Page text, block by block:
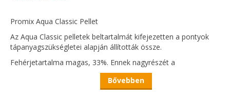
Promix Aqua Classic Pellet
Az Aqua Classic pelletek beltartalmát kifejezetten a pontyok
tápanyagszükségletei alapján állították össze.
Fehérjetartalma magas, 33%. Ennek nagyrészét a
legmagasabb minőségi elvárásoknak is megfelelő spanyol
Bővebben